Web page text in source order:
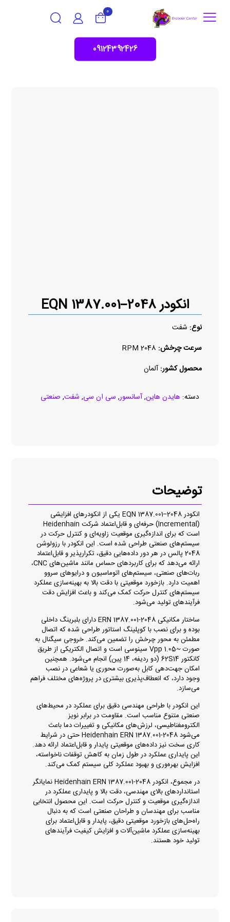
0
09124392426
انکودر EQN 1387.001–2048
نوع: شفت
سرعت چرخش: 2048 RPM
محصول کشور:آلمان
دسته:هایدن هاین,آسانسور, سی ان سی, شفت, صنعتی
توضیحات
انکودر EQN 1387.001–2048 یکی از انکودرهای افزایشی
(Incremental) حرفه‌ای و قابل‌اعتماد شرکت Heidenhain
است که برای اندازه‌گیری موقعیت زاویه‌ای و کنترل حرکت در
سیستم‌های صنعتی طراحی شده است. این انکودر با رزولوشن
2048 پالس در هر دور داده‌هایی دقیق، تکرارپذیر و قابل‌اعتماد
ارائه می‌دهد که برای کاربردهای حساس مانند ماشین‌های CNC،
ربات‌های صنعتی، سیستم‌های اتوماسیون و درایوهای سروو
اهمیت دارد. بازخورد موقعیتی با دقت بالا به بهینه‌سازی عملکرد
سیستم‌های کنترل حرکت کمک می‌کند و باعث افزایش دقت
فرآیندهای تولید می‌شود.
ساختار مکانیکی ERN 1387.001-2048 دارای بلبرینگ داخلی
بوده و برای نصب با کوپلینگ استاتور طراحی شده که اتصال
مطمئن به محور چرخش را تضمین می‌کند. خروجی سیگنال به
صورت ~1.05 Vpp سینوسی است و اتصال الکتریکی از طریق
کانکتور 62S14 (دو ردیفه، 14 پین) انجام می‌شود. همچنین
امکان جهت‌دهی کابل به‌صورت محوری یا شعاعی در نصب
وجود دارد، که انعطاف‌پذیری بیشتری در پروژه‌های مختلف فراهم
می‌سازد.
این انکودر با طراحی مهندسی دقیق برای عملکرد در محیط‌های
صنعتی متنوع مناسب است. مقاومت در برابر نویز
الکترومغناطیسی، لرزش‌های مکانیکی و تغییرات دما باعث
می‌شود Heidenhain ERN 1387.001-2048 حتی در شرایط
کاری سخت نیز داده‌های موقعیتی پایدار و قابل‌اعتماد ارائه دهد.
این پایداری عملکرد در طول زمان به کاهش توقفات ناخواسته،
افزایش بهره‌وری و بهبود عملکرد کلی سیستم کمک می‌کند.
در مجموع، انکودر Heidenhain ERN 1387.001-2048 نمایانگر
استانداردهای بالای مهندسی، دقت بالا و پایداری عملکرد در
اندازه‌گیری موقعیت و کنترل حرکت است. این محصول انتخابی
مناسب برای مهندسان و طراحان صنعتی است که به دنبال
راه‌حل‌های بازخورد موقعیتی دقیق، پایدار و قابل‌اعتماد برای
بهینه‌سازی عملکرد ماشین‌آلات و افزایش کیفیت فرآیندهای
تولید خود هستند.